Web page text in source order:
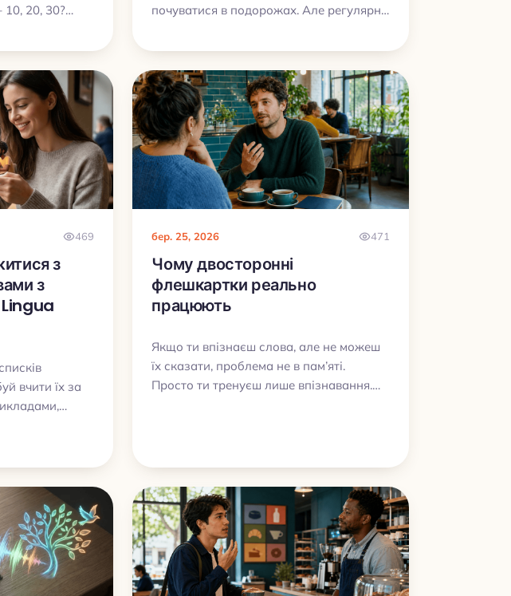
10, 20, 30?
почуватися в подорожах. Але регулярне
увагу, пам’ять, швидкість добору слів і
допомагає висловлюватися точніше не
лише іноземною, а й рідною мовою.
469
з
з
вчити їх за
бер. 25, 2026 471
Чому двосторонні
флешкартки реально
працюють
Якщо ти впізнаєш слова, але не можеш
їх сказати, проблема не в пам’яті.
Просто ти тренуєш лише впізнавання.